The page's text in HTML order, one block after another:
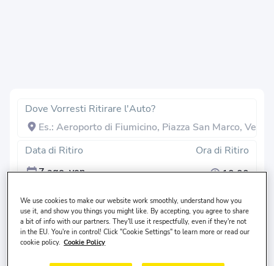
Dove Vorresti Ritirare l'Auto?
Data di Ritiro
7 ago, ven
Ora di Ritiro
10:00
Data di consegna
10 ago, lun
Ora di Consegna
10:00
We use cookies to make our website work smoothly, understand how you
use it, and show you things you might like. By accepting, you agree to share
a bit of info with our partners. They'll use it respectfully, even if they're not
in the EU. You're in control! Click "Cookie Settings" to learn more or read our
cookie policy. Cookie Policy